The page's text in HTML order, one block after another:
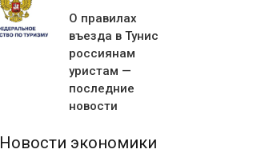
О правилах
въезда в Тунис
россиянам
уристам —
последние
новости
Новости экономики